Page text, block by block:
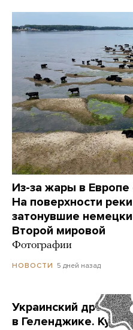
Из-за жары в
На поверхности
затонувшие
Второй мировой
Фотографии
НОВОСТИ 5 дней назад
Украинский дрон
в Геленджике. Куда